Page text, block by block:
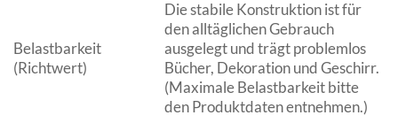
Belastbarkeit
(Richtwert)
Die stabile Konstruktion ist für
den alltäglichen Gebrauch
ausgelegt und trägt problemlos
Bücher, Dekoration und Geschirr.
(Maximale Belastbarkeit bitte
den Produktdaten entnehmen.)